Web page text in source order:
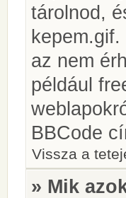
tárolnod,
az nem
például
BBCode
Vissza a
» Mik